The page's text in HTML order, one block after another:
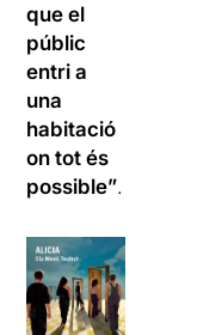
que el
públic
entri a
una
habitació
on tot és
possible”.